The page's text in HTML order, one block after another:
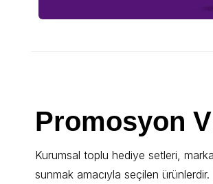
Promosyon
Kurumsal toplu hediye setleri,
sunmak amacıyla seçilen